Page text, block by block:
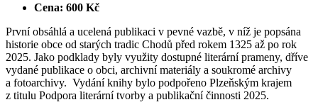
Cena: 600 Kč
První obsáhlá a ucelená publikaci v pevné vazbě, v níž je popsána
historie obce od starých tradic Chodů před rokem 1325 až po rok
2025. Jako podklady byly využity dostupné literární prameny, dříve
vydané publikace o obci, archivní materiály a soukromé archivy
a fotoarchivy. Vydání knihy bylo podpořeno Plzeňským krajem
z titulu Podpora literární tvorby a publikační činnosti 2025.